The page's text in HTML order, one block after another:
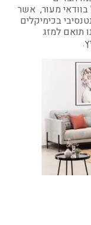
בוודאי מעור, אשר
בכימיקלים
תואם למזג